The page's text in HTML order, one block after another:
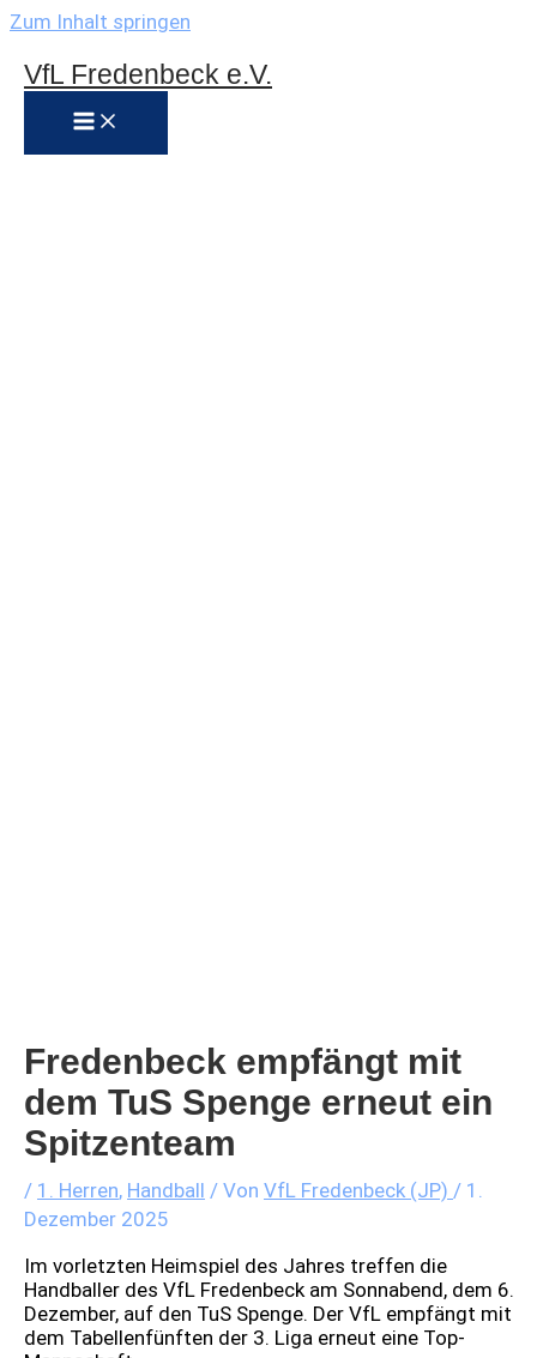
Zum Inhalt springen
VfL Fredenbeck e.V.
Fredenbeck empfängt mit
dem TuS Spenge erneut ein
Spitzenteam
/ 1. Herren, Handball / Von VfL Fredenbeck (JP) / 1.
Dezember 2025
Im vorletzten Heimspiel des Jahres treffen die
Handballer des VfL Fredenbeck am Sonnabend, dem 6.
Dezember, auf den TuS Spenge. Der VfL empfängt mit
dem Tabellenfünften der 3. Liga erneut eine Top-